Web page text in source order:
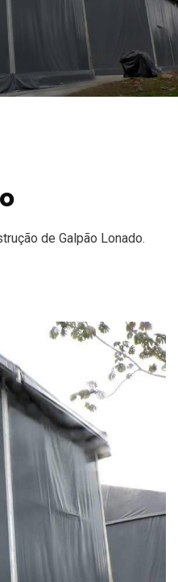
de Galpão Lonado.